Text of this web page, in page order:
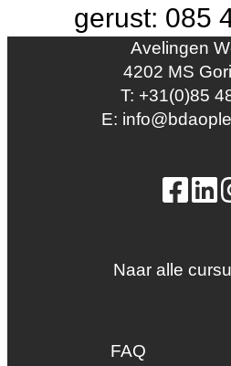
gerust: 085
Avelingen
4202 MS
T: +31(0)85
E:
Naar alle
Zonne-
FAQ